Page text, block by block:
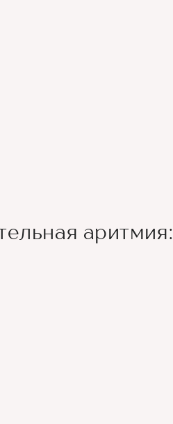
аритмия: